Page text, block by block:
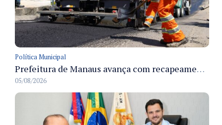
Política Municipal
Prefeitura de Manaus avança com recapeamento no Parque Rio Solimões e cobre cerca de 30 ruas
05/08/2026